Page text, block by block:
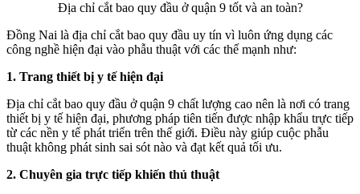
Địa chỉ cắt bao quy đầu ở quận 9 tốt và an toàn?
Đồng Nai là địa chỉ cắt bao quy đầu uy tín vì luôn ứng dụng các
công nghề hiện đại vào phẫu thuật với các thế mạnh như:
1. Trang thiết bị y tế hiện đại
Địa chỉ cắt bao quy đầu ở quận 9 chất lượng cao nên là nơi có trang
thiết bị y tế hiện đại, phương pháp tiên tiến được nhập khẩu trực tiếp
từ các nền y tế phát triển trên thế giới. Điều này giúp cuộc phẫu
thuật không phát sinh sai sót nào và đạt kết quả tối ưu.
2. Chuyên gia trực tiếp khiến thủ thuật